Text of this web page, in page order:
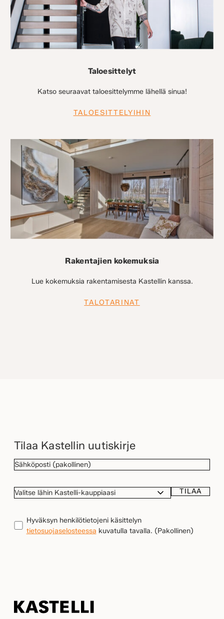
Taloesittelyt
Katso seuraavat taloesittelymme lähellä sinua!
TALOESITTELYIHIN
Rakentajien kokemuksia
Lue kokemuksia rakentamisesta Kastellin kanssa.
TALOTARINAT
Tilaa Kastellin uutiskirje
SÄHKÖPOSTI(Pakollinen)
VALITSE
KAUPPIAASI
TIETOSUOJA(Pakollinen)
Hyväksyn henkilötietojeni käsittelyn
tietosuojaselosteessa kuvatulla tavalla. (Pakollinen)
TILAA